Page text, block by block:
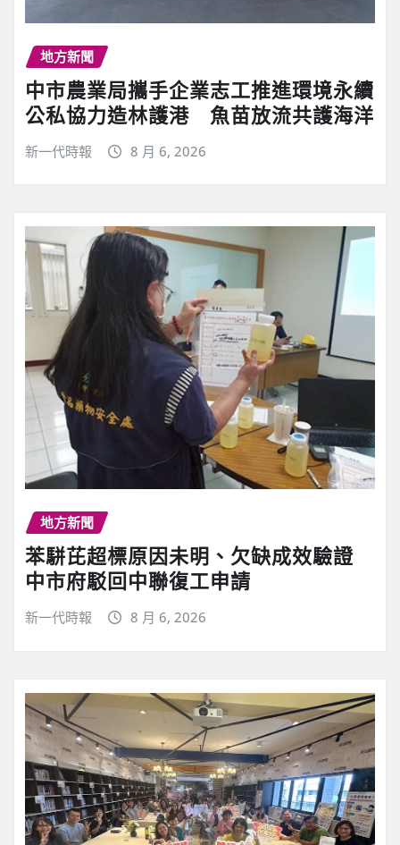
地方新聞
中市農業局攜手企業志工推進環境永續
公私協力造林護港 魚苗放流共護海洋
新一代時報 8 月 6, 2026
地方新聞
苯駢芘超標原因未明、欠缺成效驗證
中市府駁回中聯復工申請
新一代時報 8 月 6, 2026